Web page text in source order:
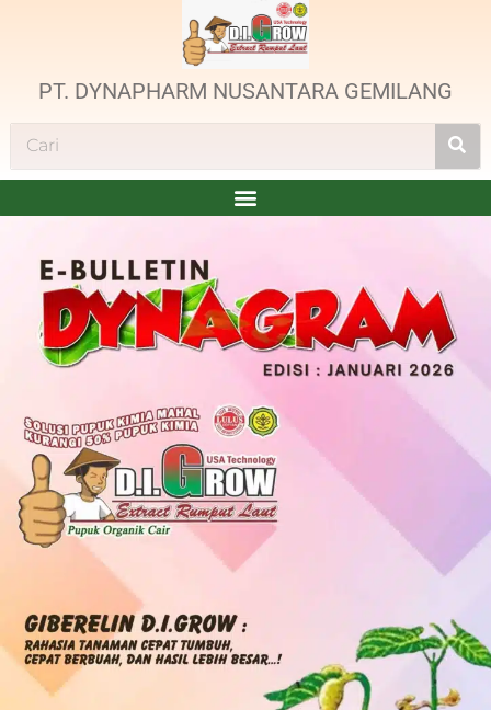
PT. DYNAPHARM NUSANTARA GEMILANG